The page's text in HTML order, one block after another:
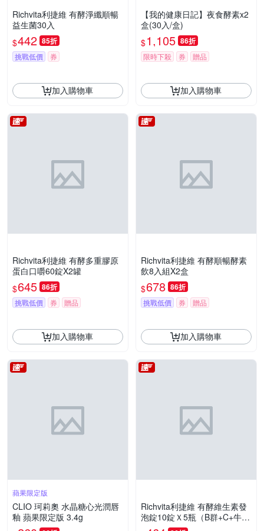
Richvita利捷維 有酵淨纖順暢
益生菌30入
$442 85折
挑戰低價 券
加入購物車
【我的健康日記】夜食酵素x2
盒(30入/盒)
$1,105 86折
限時下殺 券 贈品
加入購物車
Richvita利捷維 有酵多重膠原
蛋白口嚼60錠X2罐
$645 86折
挑戰低價 券 贈品
加入購物車
Richvita利捷維 有酵順暢酵素
飲8入組X2盒
$678 86折
挑戰低價 券 贈品
加入購物車
蘋果限定版
CLIO 珂莉奧 水晶糖心光潤唇
釉 蘋果限定版 3.4g
Richvita利捷維 有酵維生素發
泡錠10錠Ｘ5瓶（B群+C+牛磺
酸）